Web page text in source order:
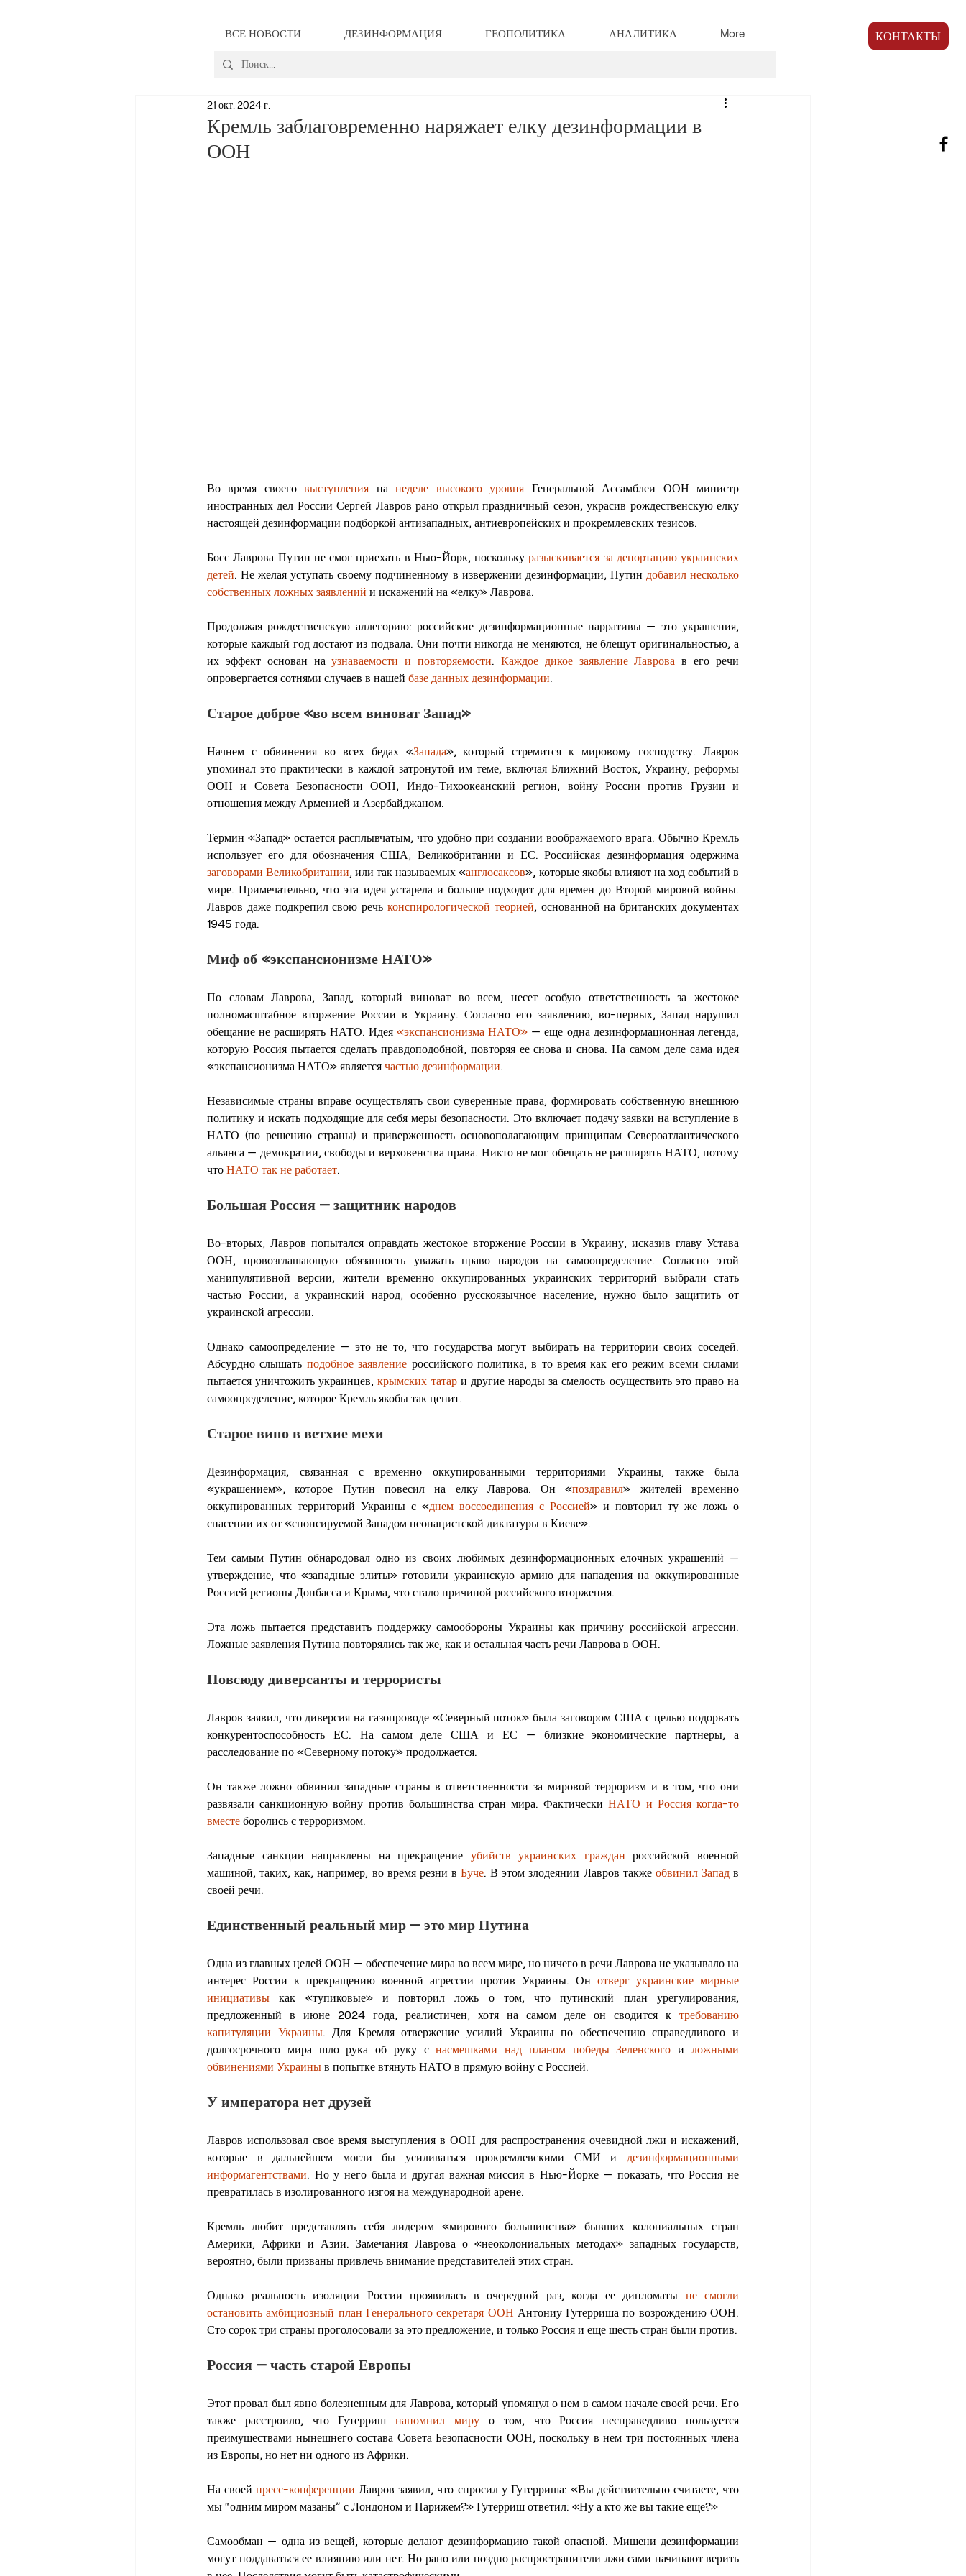
ВСЕ НОВОСТИ ДЕЗИНФОРМАЦИЯ ГЕОПОЛИТИКА АНАЛИТИКА More КОНТАКТЫ
Кремль заблаговременно наряжает елку дезинформации в
ООН
21 окт. 2024 г.
Во время своего выступления на неделе высокого уровня Генеральной Ассамблеи ООН министр
иностранных дел России Сергей Лавров рано открыл праздничный сезон, украсив рождественскую елку
настоящей дезинформации подборкой антизападных, антиевропейских и прокремлевских тезисов.
Босс Лаврова Путин не смог приехать в Нью-Йорк, поскольку разыскивается за депортацию украинских
детей. Не желая уступать своему подчиненному в извержении дезинформации, Путин добавил несколько
собственных ложных заявлений и искажений на «елку» Лаврова.
Продолжая рождественскую аллегорию: российские дезинформационные нарративы — это украшения,
которые каждый год достают из подвала. Они почти никогда не меняются, не блещут оригинальностью, а
их эффект основан на узнаваемости и повторяемости. Каждое дикое заявление Лаврова в его речи
опровергается сотнями случаев в нашей базе данных дезинформации.
Старое доброе «во всем виноват Запад»
Начнем с обвинения во всех бедах «Запада», который стремится к мировому господству. Лавров
упоминал это практически в каждой затронутой им теме, включая Ближний Восток, Украину, реформы
ООН и Совета Безопасности ООН, Индо-Тихоокеанский регион, войну России против Грузии и
отношения между Арменией и Азербайджаном.
Термин «Запад» остается расплывчатым, что удобно при создании воображаемого врага. Обычно Кремль
заговорами Великобритании, или так называемых «англосаксов», которые якобы влияют на ход событий в
мире. Примечательно, что эта идея устарела и больше подходит для времен до Второй мировой войны.
Лавров даже подкрепил свою речь конспирологической теорией, основанной на британских документах
1945 года.
Миф об «экспансионизме НАТО»
По словам Лаврова, Запад, который виноват во всем, несет особую ответственность за жестокое
полномасштабное вторжение России в Украину. Согласно его заявлению, во-первых, Запад нарушил
обещание не расширять НАТО. Идея «экспансионизма НАТО» — еще одна дезинформационная легенда,
которую Россия пытается сделать правдоподобной, повторяя ее снова и снова. На самом деле сама идея
«экспансионизма НАТО» является частью дезинформации.
Независимые страны вправе осуществлять свои суверенные права, формировать собственную внешнюю
политику и искать подходящие для себя меры безопасности. Это включает подачу заявки на вступление в
НАТО (по решению страны) и приверженность основополагающим принципам Североатлантического
альянса — демократии, свободы и верховенства права. Никто не мог обещать не расширять НАТО, потому
что НАТО так не работает.
Большая Россия — защитник народов
Во-вторых, Лавров попытался оправдать жестокое вторжение России в Украину, исказив главу Устава
ООН, провозглашающую обязанность уважать право народов на самоопределение. Согласно этой
манипулятивной версии, жители временно оккупированных украинских территорий выбрали стать
частью России, а украинский народ, особенно русскоязычное население, нужно было защитить от
украинской агрессии.
Однако самоопределение — это не то, что государства могут выбирать на территории своих соседей.
Абсурдно слышать подобное заявление российского политика, в то время как его режим всеми силами
пытается уничтожить украинцев, крымских татар и другие народы за смелость осуществить это право на
самоопределение, которое Кремль якобы так ценит.
Старое вино в ветхие мехи
Дезинформация, связанная с временно оккупированными территориями Украины, также была
«украшением», которое Путин повесил на елку Лаврова. Он «поздравил» жителей временно
оккупированных территорий Украины с «днем воссоединения с Россией» и повторил ту же ложь о
спасении их от «спонсируемой Западом неонацистской диктатуры в Киеве».
Тем самым Путин обнародовал одно из своих любимых дезинформационных елочных украшений —
утверждение, что «западные элиты» готовили украинскую армию для нападения на оккупированные
Россией регионы Донбасса и Крыма, что стало причиной российского вторжения.
Эта ложь пытается представить поддержку самообороны Украины как причину российской агрессии.
Ложные заявления Путина повторялись так же, как и остальная часть речи Лаврова в ООН.
Повсюду диверсанты и террористы
Лавров заявил, что диверсия на газопроводе «Северный поток» была заговором США с целью подорвать
конкурентоспособность ЕС. На самом деле США и ЕС — близкие экономические партнеры, а
расследование по «Северному потоку» продолжается.
Он также ложно обвинил западные страны в ответственности за мировой терроризм и в том, что они
развязали санкционную войну против большинства стран мира. Фактически НАТО и Россия когда-то
вместе боролись с терроризмом.
Западные санкции направлены на прекращение убийств украинских граждан российской военной
машиной, таких, как, например, во время резни в Буче. В этом злодеянии Лавров также обвинил Запад в
своей речи.
Единственный реальный мир — это мир Путина
Одна из главных целей ООН — обеспечение мира во всем мире, но ничего в речи Лаврова не указывало на
интерес России к прекращению военной агрессии против Украины. Он отверг украинские мирные
инициативы как «тупиковые» и повторил ложь о том, что путинский план урегулирования,
предложенный в июне 2024 года, реалистичен, хотя на самом деле он сводится к требованию
капитуляции Украины. Для Кремля отвержение усилий Украины по обеспечению справедливого и
долгосрочного мира шло рука об руку с насмешками над планом победы Зеленского и ложными
обвинениями Украины в попытке втянуть НАТО в прямую войну с Россией.
У императора нет друзей
Лавров использовал свое время выступления в ООН для распространения очевидной лжи и искажений,
которые в дальнейшем могли бы усиливаться прокремлевскими СМИ и дезинформационными
информагентствами. Но у него была и другая важная миссия в Нью-Йорке — показать, что Россия не
превратилась в изолированного изгоя на международной арене.
Кремль любит представлять себя лидером «мирового большинства» бывших колониальных стран
Америки, Африки и Азии. Замечания Лаврова о «неоколониальных методах» западных государств,
вероятно, были призваны привлечь внимание представителей этих стран.
Однако реальность изоляции России проявилась в очередной раз, когда ее дипломаты не смогли
остановить амбициозный план Генерального секретаря ООН Антониу Гутерриша по возрождению ООН.
Сто сорок три страны проголосовали за это предложение, и только Россия и еще шесть стран были против.
Россия — часть старой Европы
Этот провал был явно болезненным для Лаврова, который упомянул о нем в самом начале своей речи. Его
также расстроило, что Гутерриш напомнил миру о том, что Россия несправедливо пользуется
преимуществами нынешнего состава Совета Безопасности ООН, поскольку в нем три постоянных члена
из Европы, но нет ни одного из Африки.
На своей пресс-конференции Лавров заявил, что спросил у Гутерриша: «Вы действительно считаете, что
мы “одним миром мазаны” с Лондоном и Парижем?» Гутерриш ответил: «Ну а кто же вы такие еще?»
Самообман — одна из вещей, которые делают дезинформацию такой опасной. Мишени дезинформации
могут поддаваться ее влиянию или нет. Но рано или поздно распространители лжи сами начинают верить